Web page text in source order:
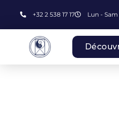
+32 2 538 17 17 Lun -